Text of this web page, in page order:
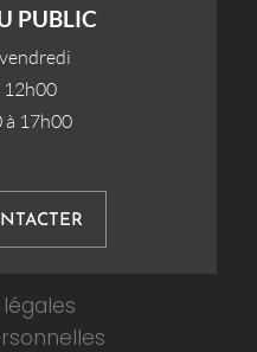
PUBLIC
12h00
à 17h00